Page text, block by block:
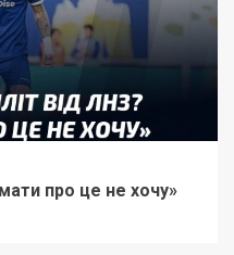
про це не хочу»